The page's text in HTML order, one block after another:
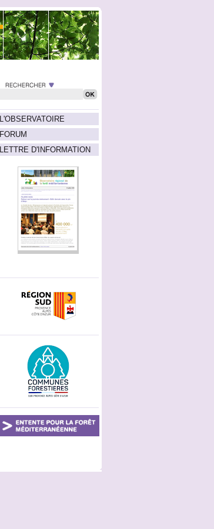
L'OBSERVATOIRE
FORUM
LETTRE D'INFORMATION